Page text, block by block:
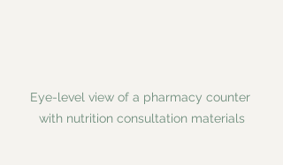
Eye-level view of a pharmacy counter
with nutrition consultation materials